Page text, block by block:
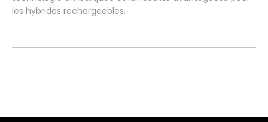
les hybrides rechargeables.